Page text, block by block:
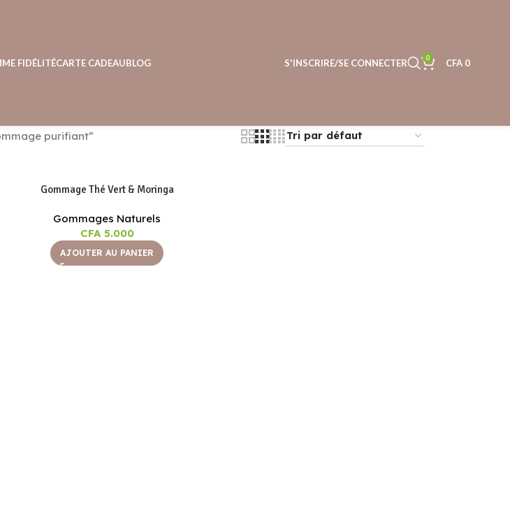
FIDÉLITÉCARTE CADEAUBLOG S'INSCRIRE/SE CONNECTER 0 CFA0
purifiant”
Gommage Thé Vert & Moringa
Gommages Naturels
CFA5.000
AJOUTER AU PANIER